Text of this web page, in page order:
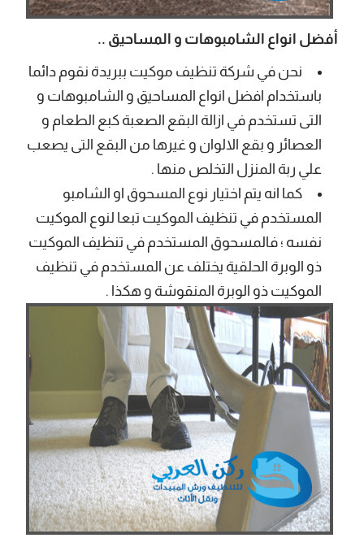
أفضل انواع الشامبوهات و المساحيق ..
نحن في شركة تنظيف موكيت ببريدة نقوم دائما
باستخدام افضل انواع المساحيق و الشامبوهات و
التى تستخدم في ازالة البقع الصعبة كبع الطعام و
العصائر و بقع الالوان و غيرها من البقع التى يصعب
علي ربة المنزل التخلص منها .
كما انه يتم اختيار نوع المسحوق او الشامبو
المستخدم في تنظيف الموكيت تبعا لنوع الموكيت
نفسه ؛ فالمسحوق المستخدم في تنظيف الموكيت
ذو الوبرة الحلقية يختلف عن المستخدم في تنظيف
الموكيت ذو الوبرة المنقوشة و هكذا .